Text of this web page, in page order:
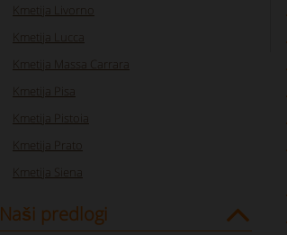
Kmetija Livorno
Kmetija Lucca
Kmetija Massa Carrara
Kmetija Pisa
Kmetija Pistoia
Kmetija Prato
Kmetija Siena
Naši predlogi